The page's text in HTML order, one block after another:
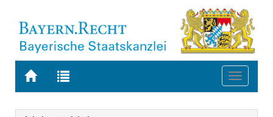
Zur
BAYERN.RECHT
Zur
letzten
Toggle